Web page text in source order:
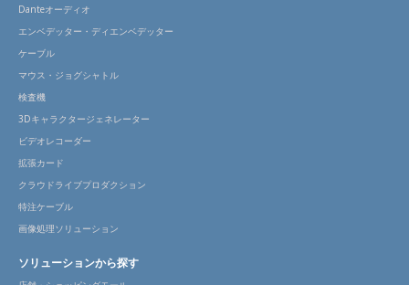
Danteオーディオ
エンベデッター・ディエンベデッター
ケーブル
マウス・ジョグシャトル
検査機
3Dキャラクタージェネレーター
ビデオレコーダー
拡張カード
クラウドライブプロダクション
特注ケーブル
画像処理ソリューション
ソリューションから探す